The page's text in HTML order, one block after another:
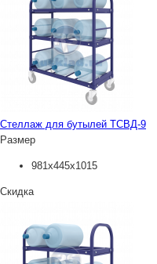
Стеллаж для бутылей ТСВД-9
Размер
981х445х1015
Скидка